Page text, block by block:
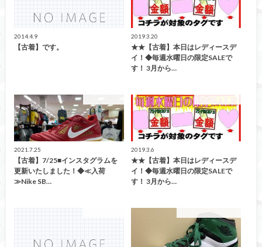
2014.4.9
【古着】です。
2019.3.20
★★【古着】本日はレディースデ
イ！◆毎週水曜日の限定SALEで
す！ 3月から…
2021.7.25
【古着】7/25■インスタグラムを
更新いたしました！◆≪入荷
≫Nike SB…
2019.3.6
★★【古着】本日はレディースデ
イ！◆毎週水曜日の限定SALEで
す！ 3月から…